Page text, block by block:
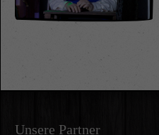
Unsere Partner